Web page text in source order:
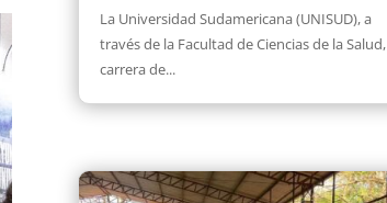
La Universidad Sudamericana (UNISUD), a
través de la Facultad de Ciencias de la Salud,
carrera de...